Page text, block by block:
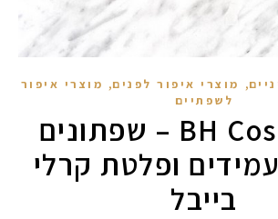
, מוצרי איפור לפנים, מוצרי איפור
לשפתיים
BH Cosmetics – שפתונים
עמידים ופלטת קרלי
בייבל